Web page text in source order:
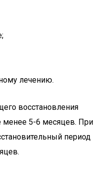
лечению.
восстановления
менее 5-6 месяцев. При
период